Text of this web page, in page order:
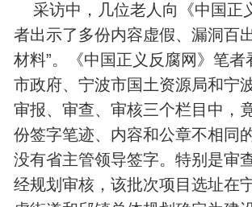
采访中，几位老人向《中国正
者出示了多份内容虚假、漏洞百
材料”。《中国正义反腐网》笔者
市政府、宁波市国土资源局和宁
审报、审查、审核三个栏目中，
份签字笔迹、内容和公章不相同
没有省主管领导签字。特别是审
经规划审核，该批次项目选址在